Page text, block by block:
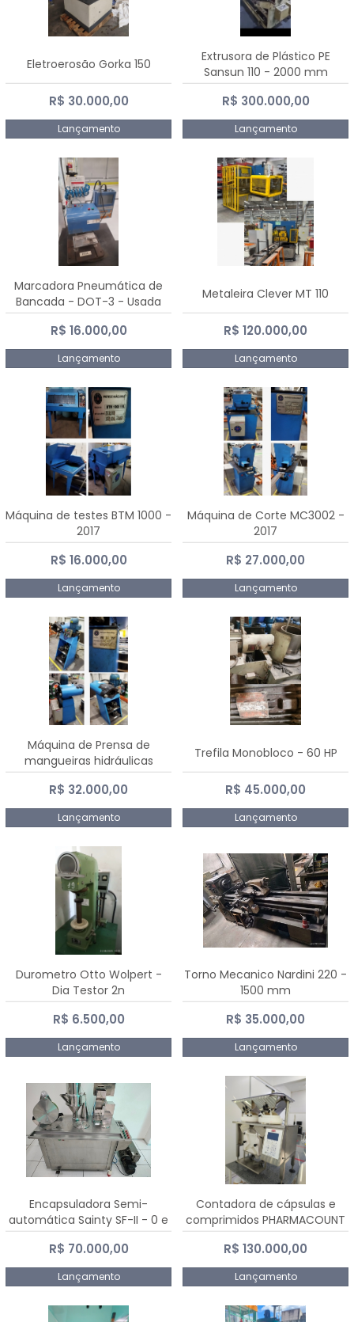
Eletroerosão Gorka 150
R$ 30.000,00
Lançamento
Extrusora de Plástico PE
Sansun 110 - 2000 mm
R$ 300.000,00
Lançamento
Marcadora Pneumática de
Bancada - DOT-3 - Usada
R$ 16.000,00
Lançamento
Metaleira Clever MT 110
R$ 120.000,00
Lançamento
Máquina de testes BTM 1000 -
2017
R$ 16.000,00
Lançamento
Máquina de Corte MC3002 -
2017
R$ 27.000,00
Lançamento
Máquina de Prensa de
mangueiras hidráulicas
PE50TF - 2017
R$ 32.000,00
Lançamento
Trefila Monobloco - 60 HP
R$ 45.000,00
Lançamento
Durometro Otto Wolpert -
Dia Testor 2n
R$ 6.500,00
Lançamento
Torno Mecanico Nardini 220 -
1500 mm
R$ 35.000,00
Lançamento
Encapsuladora Semi-
automática Sainty SF-II - 0 e
00
R$ 70.000,00
Lançamento
Contadora de cápsulas e
comprimidos PHARMACOUNT
- 2-2R3
R$ 130.000,00
Lançamento